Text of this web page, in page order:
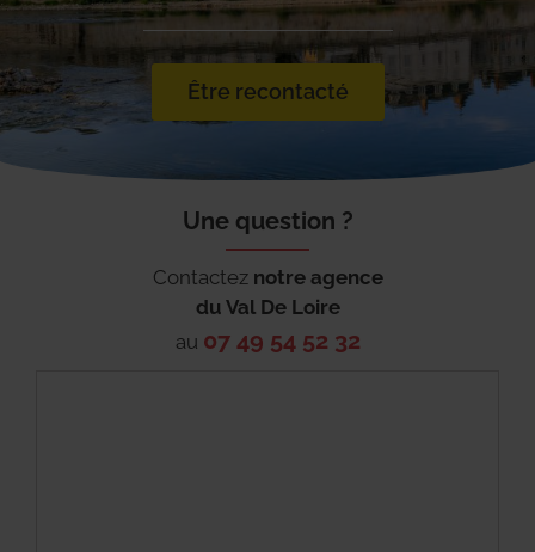
Être recontacté
Une question ?
Contactez notre agence
du Val De Loire
au 07 49 54 52 32